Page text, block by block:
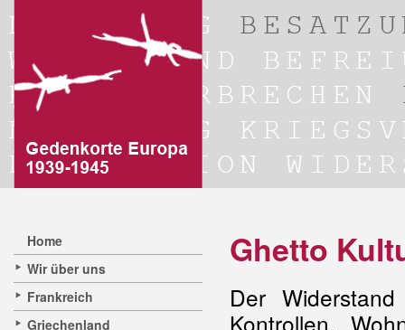
Home
Wir über uns
Frankreich
Griechenland
Ghetto
Der
Kontrollen,